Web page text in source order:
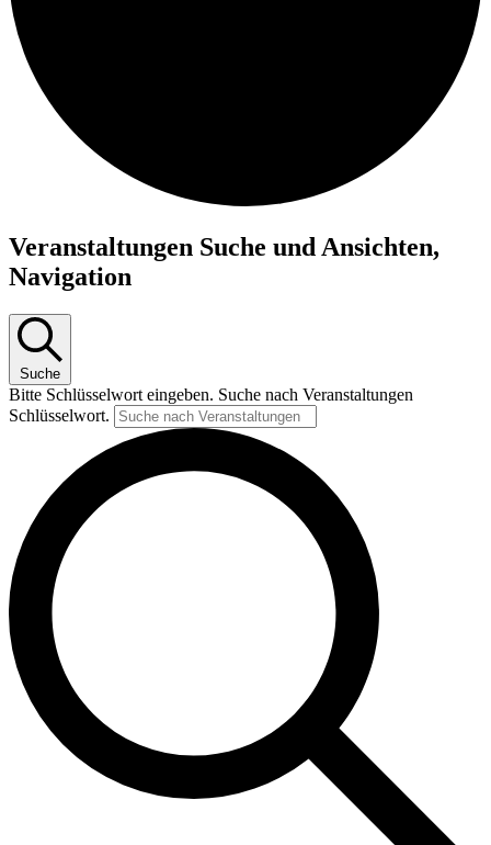
Veranstaltungen Suche und Ansichten,
Navigation
Suche
Bitte Schlüsselwort eingeben. Suche nach Veranstaltungen
Schlüsselwort.